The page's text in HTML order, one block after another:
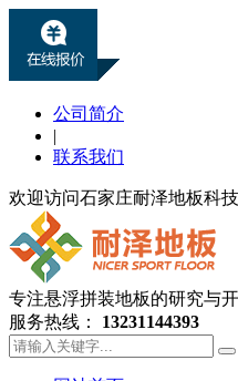
公司简介
|
联系我们
欢迎访问石家庄耐泽地板科
专注悬浮拼装地板的研究与
服务热线： 13231144393